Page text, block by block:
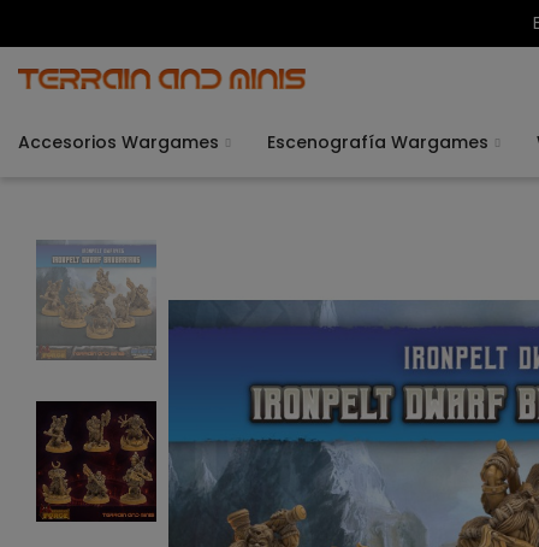
Accesorios Wargames Escenografía Wargames